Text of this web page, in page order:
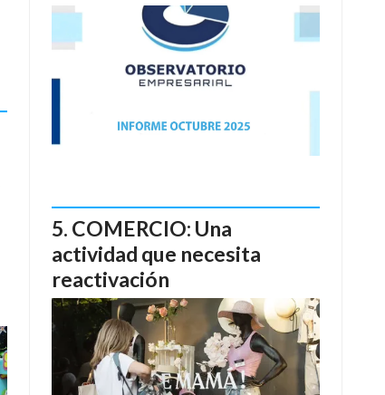
COMERCIO: Una
actividad que necesita
reactivación